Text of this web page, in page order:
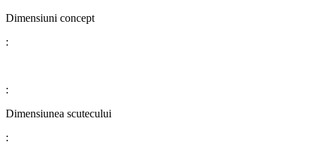
Dimensiuni concept
:
:
​​​​​​​​​​​​​​Dimensiunea scutecului
: